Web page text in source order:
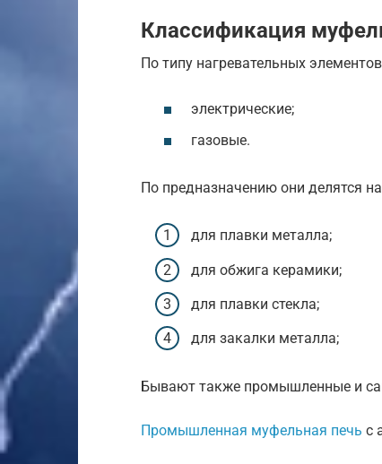
Классификация
По типу нагревательных
электрические;
газовые.
По предназначению они делятся
для плавки металла;
для обжига керамики;
для плавки стекла;
для закалки металла;
Бывают также промышленные и
Промышленная муфельная печь с